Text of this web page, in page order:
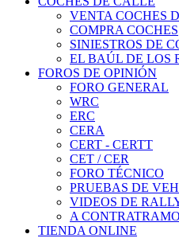
VENTA COCHES
COMPRA COCHES
SINIESTROS DE
EL BAÚL DE LOS
FOROS DE OPINIÓN
FORO GENERAL
WRC
ERC
CERA
CERT - CERTT
CET / CER
FORO TÉCNICO
PRUEBAS DE
VIDEOS DE
A CONTRATRAMO
TIENDA ONLINE